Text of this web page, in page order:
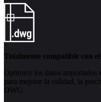
Totalmente compatible con
Optimice los datos importados
para mejorar la calidad, la
DWG.